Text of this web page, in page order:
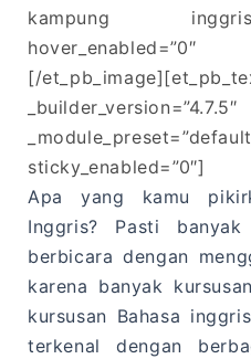
kampung
hover_enabled=”0″
[/
_builder_version=”4.7.5″
sticky_enabled=”0″]
Apa yang kamu
Inggris? Pasti
berbicara dengan
karena banyak
kursusan Bahasa
terkenal dengan